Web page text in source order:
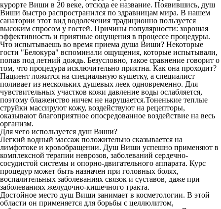
курорте Виши в 20 веке, отсюда ее название. Появившись, душ
Виши быстро распространился по здравницам мира. В нашем
санатории этот вид водолечения традиционно пользуется
высоким спросом у гостей. Причины популярности: хорошая
эффективность и приятные ощущения в процессе процедуры.
Что испытываешь во время приема душа Виши? Некоторые
гости "Белокура" вспоминали ощущения, которые испытывали,
попав под летний дождь. Безусловно, такое сравнение говорит о
том, что процедура исключительно приятна. Как она проходит?
Пациент ложится на специальную кушетку, а специалист
поливает из нескольких душевых леек одновременно. Для
чувствительных участков кожи давление воды ослабляется,
поэтому блаженство ничем не нарушается.Тоненькие теплые
струйки массируют кожу, воздействуют на рецепторы,
оказывают благоприятное опосредованное воздействие на весь
организм.
Для чего используется душ Виши?
Легкий водный массаж положительно сказывается на
лимфотоке и кровобращении. Душ Виши успешно применяют в
комплексной терапии неврозов, заболеваний сердечно-
сосудистой системы и опорно-двигательного аппарата. Курс
процедур может быть назначен при головных болях,
воспалительных заболеваниях связок и суставов, даже при
заболеваниях желудочно-кишечного тракта.
Достойное место душ Виши занимает в косметологии. В этой
области он применяется для борьбы с целлюлитом,